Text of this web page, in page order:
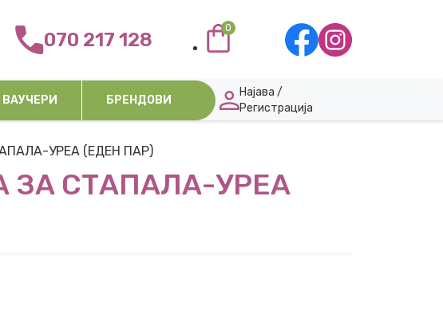
070 217 128
0
ВАУЧЕРИ БРЕНДОВИ
Најава /
Регистрација
УРЕА (ЕДЕН ПАР)
ЗА СТАПАЛА-УРЕА